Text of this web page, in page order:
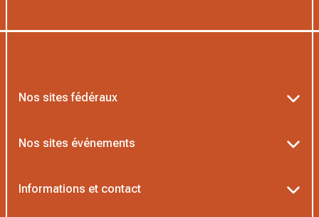
Nos sites fédéraux
Nos sites événements
Informations et contact